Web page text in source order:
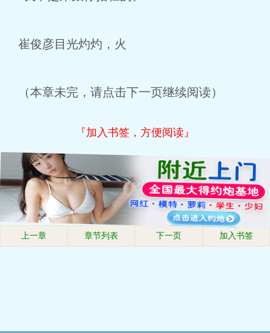
崔俊彦目光灼灼，火
（本章未完，请点击下一页继续阅读）
『加入书签，方便阅读』
上一章 章节列表 下一页 加入书签